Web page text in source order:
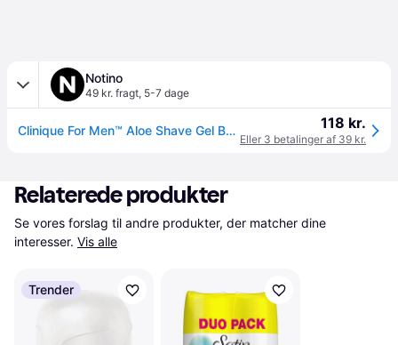
Notino
49 kr. fragt, 5-7 dage
Clinique For Men™ Aloe Shave Gel Barbergel 125 ml - 125 ml 118 kr.
Eller 3 betalinger af 39 kr.
Relaterede produkter
Se vores forslag til andre produkter, der matcher dine
interesser. Vis alle
Trender